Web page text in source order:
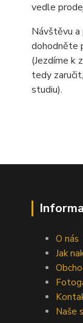
vedle
Návštěvu a
dohodněte
(Jezdíme k
tedy
studiu).
O nás
Jak
Naše